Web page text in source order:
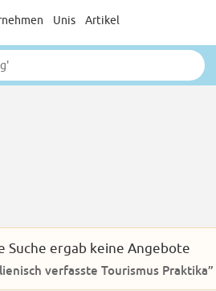
Unis Artikel
Suche ergab keine Angebote
verfasste Tourismus Praktika”